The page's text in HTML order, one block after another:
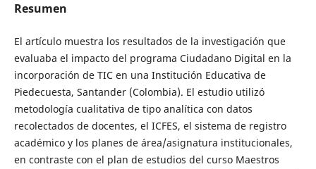
Resumen
El artículo muestra los resultados de la investigación que
evaluaba el impacto del programa Ciudadano Digital en la
incorporación de TIC en una Institución Educativa de
Piedecuesta, Santander (Colombia). El estudio utilizó
metodología cualitativa de tipo analítica con datos
recolectados de docentes, el ICFES, el sistema de registro
académico y los planes de área/asignatura institucionales,
en contraste con el plan de estudios del curso Maestros